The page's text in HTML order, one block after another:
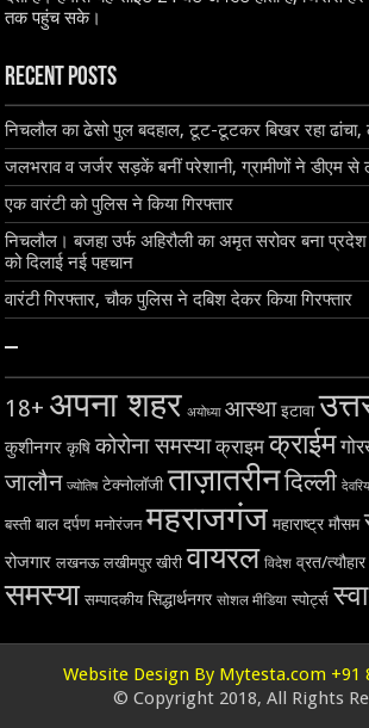
तक पहुंच सके।
Recent Posts
निचलौल का ढेसो पुल बदहाल, टूट-टूटकर बिखर रहा
जलभराव व जर्जर सड़कें बनीं परेशानी, ग्रामीणों ने डीएम से
एक वारंटी को पुलिस ने किया गिरफ्तार
निचलौल। बजहा उर्फ अहिरौली का अमृत सरोवर बना
को दिलाई नई पहचान
वारंटी गिरफ्तार, चौक पुलिस ने दबिश देकर किया गिरफ्तार
–
18+ अपना शहर अयोध्या आस्था इटावा
कुशीनगर कृषि कोरोना समस्या क्राइम क्राईम
जालौन ज्योतिष टेक्नोलॉजी ताज़ातरीनदिल्ली
बस्ती बाल दर्पण मनोरंजन महराजगंज महाराष्ट्र मौसम
रोजगार लखनऊ लखीमपुर खीरी वायरल विदेश व्रत/त्यौहार
समस्या सम्पादकीय सिद्धार्थनगर सोशल मीडिया स्पोर्ट्स
Website Design By Mytesta.com +91
© Copyright 2018, All Rights